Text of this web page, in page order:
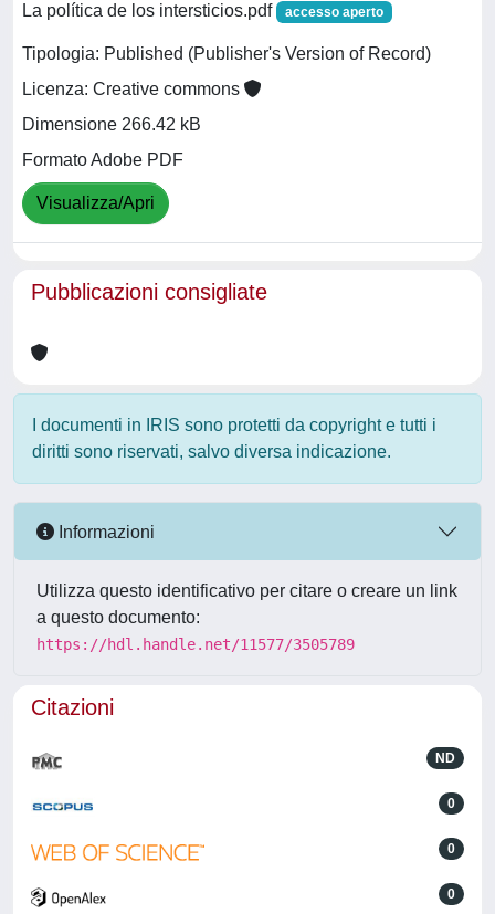
La política de los intersticios.pdf accesso aperto
Tipologia: Published (Publisher's Version of Record)
Licenza: Creative commons
Dimensione 266.42 kB
Formato Adobe PDF
Visualizza/Apri
Pubblicazioni consigliate
I documenti in IRIS sono protetti da copyright e tutti i
diritti sono riservati, salvo diversa indicazione.
Informazioni
Utilizza questo identificativo per citare o creare un link
a questo documento:
https://hdl.handle.net/11577/3505789
Citazioni
ND
0
0
0